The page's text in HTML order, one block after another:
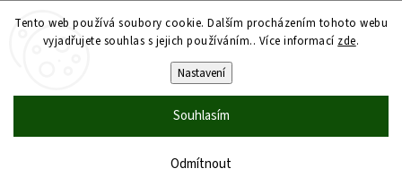
Tento web používá soubory cookie. Dalším procházením tohoto webu
vyjadřujete souhlas s jejich používáním.. Více informací zde.
Nastavení
Odmítnout
Souhlasím
Copyright 2026Židleproděti. Všechna práva vyhrazena.
Shoptet| Design